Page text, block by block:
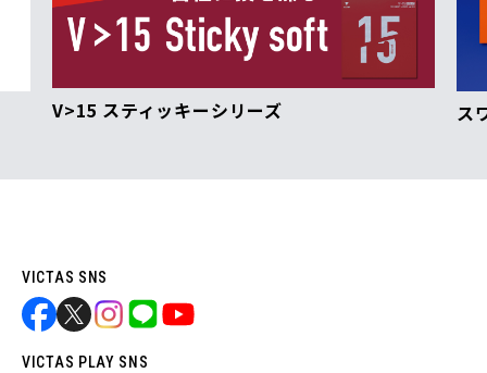
V>15 スティッキーシリーズ ス
VICTAS SNS
VICTAS PLAY SNS